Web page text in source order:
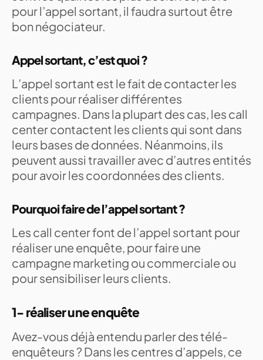
pour l’appel sortant, il faudra surtout être
bon négociateur.
Appel sortant, c’est quoi ?
L’appel sortant est le fait de contacter les
clients pour réaliser différentes
campagnes. Dans la plupart des cas, les call
center contactent les clients qui sont dans
leurs bases de données. Néanmoins, ils
peuvent aussi travailler avec d’autres entités
pour avoir les coordonnées des clients.
Pourquoi faire de l’appel sortant ?
Les call center font de l’appel sortant pour
réaliser une enquête, pour faire une
campagne marketing ou commerciale ou
pour sensibiliser leurs clients.
1- réaliser une enquête
Avez-vous déjà entendu parler des télé-
enquêteurs ? Dans les centres d’appels, ce